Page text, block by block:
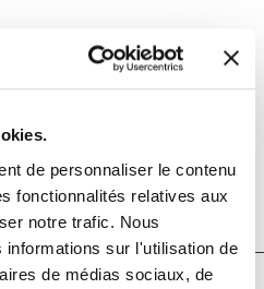
de personnaliser le contenu
fonctionnalités relatives aux
notre trafic. Nous
informations sur l'utilisation de
de médias sociaux, de